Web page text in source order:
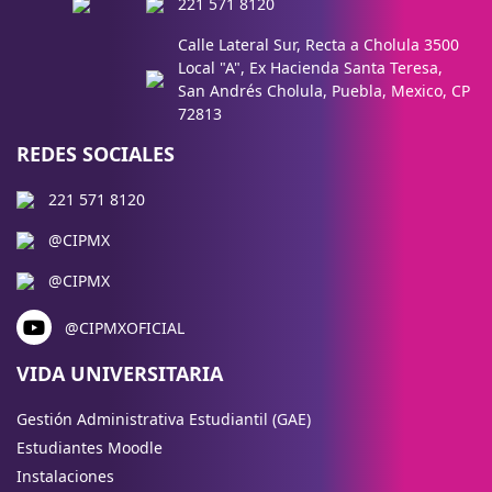
Calle Lateral Sur, Recta a Cholula 3500
Local "A", Ex Hacienda Santa Teresa,
San Andrés Cholula, Puebla, Mexico, CP
72813
REDES SOCIALES
221 571 8120
@CIPMX
@CIPMX
@CIPMXOFICIAL
VIDA UNIVERSITARIA
Gestión Administrativa Estudiantil (GAE)
Estudiantes Moodle
Instalaciones